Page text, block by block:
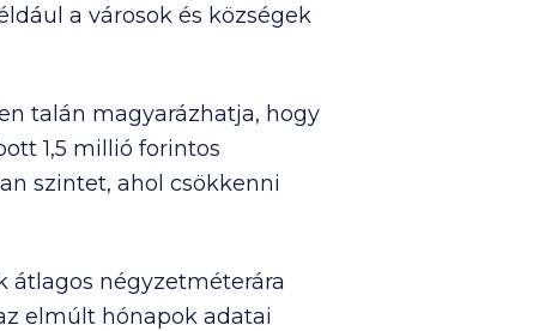
a városok és községek
talán magyarázhatja, hogy
1,5 millió forintos
szintet, ahol csökkenni
átlagos négyzetméterára
elmúlt hónapok adatai